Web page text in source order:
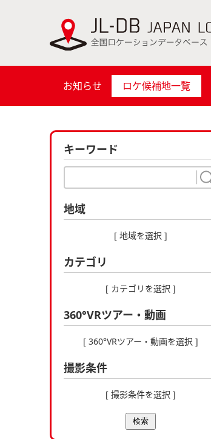
お知らせ ロケ候補地一覧
キーワード
地域
[ 地域を選択 ]
カテゴリ
[ カテゴリを選択 ]
360°VRツアー・動画
[ 360°VRツアー・動画を選択 ]
撮影条件
[ 撮影条件を選択 ]
検索